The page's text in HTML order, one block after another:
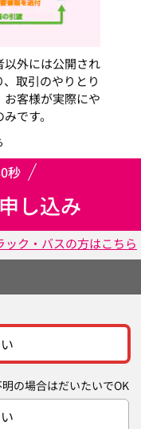
外には公開され
取引のやりとり
客様が実際にや
です。
秒
し込み
ク・バスの方はこちら
の場合はだいたいでOK